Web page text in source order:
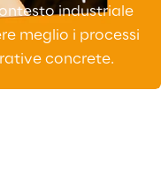
industriale
meglio i processi
concrete.